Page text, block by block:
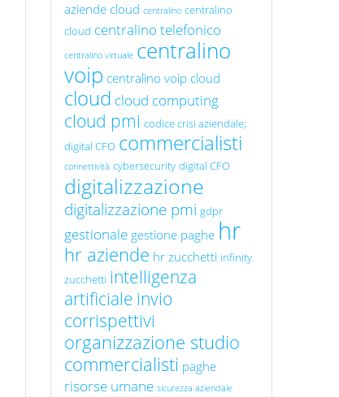
aziende cloud centralino centralino
cloud centralino telefonico
centralino virtuale centralino
voip centralino voip cloud
cloud cloud computing
cloud pmi codice crisi aziendale;
digital CFO commercialisti
connettività cybersecurity digital CFO
digitalizzazione
digitalizzazione pmi gdpr
gestionale gestione paghe hr
hr aziende hr zucchetti infinity
zucchetti intelligenza
artificiale invio
corrispettivi
organizzazione studio
commercialisti paghe
risorse umane sicurezza aziendale